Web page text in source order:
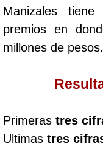
Caribeña
Chontico Día
Chontico
Culona día
Manizales
premios en
millones de pesos.
Primeras tres
Ultimas tres